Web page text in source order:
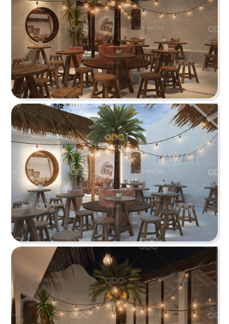
BAOZ DIMSUM
Nhà hàng mang hơi thở Trung Hoa truyền thống
tái hiện theo hình khối độc đáo
Chi tiết
VEE AYY FOOD
Hiện đại, sang trọng với phong cách kiến trúc
hiện đại quốc tế cùng gam màu thương hiệu ấn
tượng
Chi tiết